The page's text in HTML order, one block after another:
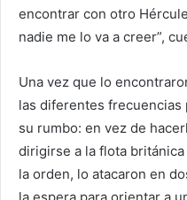
encontrar con otro
nadie me lo va a creer”,
Una vez que lo
las diferentes frecuencias
su rumbo: en vez de
dirigirse a la flota
la orden, lo atacaron en
la espera para orientar a